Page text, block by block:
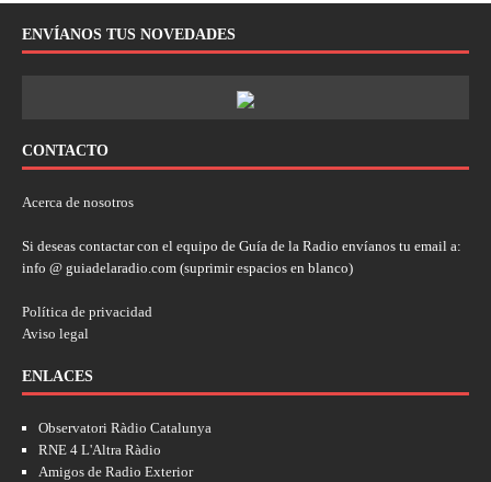
ENVÍANOS TUS NOVEDADES
CONTACTO
Acerca de nosotros
Si deseas contactar con el equipo de Guía de la Radio envíanos tu email a:
info @ guiadelaradio.com (suprimir espacios en blanco)
Política de privacidad
Aviso legal
ENLACES
Observatori Ràdio Catalunya
RNE 4 L'Altra Ràdio
Amigos de Radio Exterior